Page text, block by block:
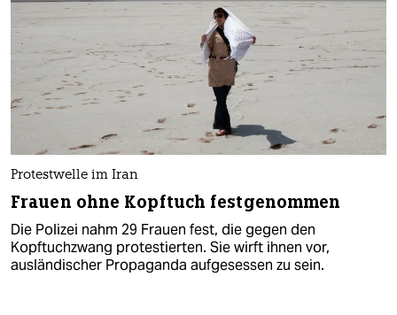
Protestwelle im Iran
Frauen ohne Kopftuch festgenommen
Die Polizei nahm 29 Frauen fest, die gegen den
Kopftuchzwang protestierten. Sie wirft ihnen vor,
ausländischer Propaganda aufgesessen zu sein.